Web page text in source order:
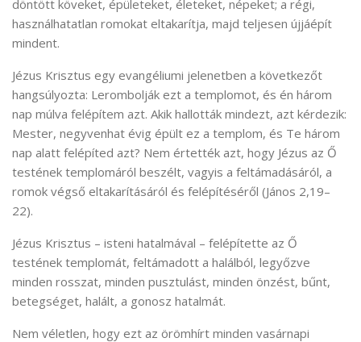
döntött köveket, épületeket, életeket, népeket; a régi,
használhatatlan romokat eltakarítja, majd teljesen újjáépít
mindent.
Jézus Krisztus egy evangéliumi jelenetben a következőt
hangsúlyozta: Lerombolják ezt a templomot, és én három
nap múlva felépítem azt. Akik hallották mindezt, azt kérdezik:
Mester, negyvenhat évig épült ez a templom, és Te három
nap alatt felépíted azt? Nem értették azt, hogy Jézus az Ő
testének templomáról beszélt, vagyis a feltámadásáról, a
romok végső eltakarításáról és felépítéséről (János 2,19–
22).
Jézus Krisztus – isteni hatalmával – felépítette az Ő
testének templomát, feltámadott a halálból, legyőzve
minden rosszat, minden pusztulást, minden önzést, bűnt,
betegséget, halált, a gonosz hatalmát.
Nem véletlen, hogy ezt az örömhírt minden vasárnapi